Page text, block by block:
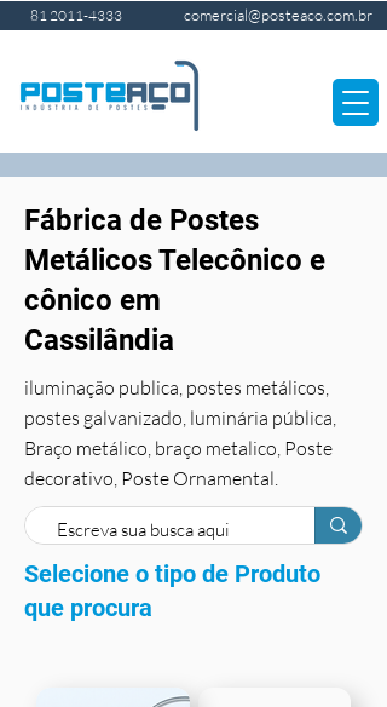
81 2011-4333 comercial@posteaco.com.br
Fábrica de Postes
Metálicos Telecônico e
cônico em
Cassilândia
iluminação publica, postes metálicos,
postes galvanizado, luminária pública,
Braço metálico, braço metalico, Poste
decorativo, Poste Ornamental.
Selecione o tipo de Produto
que procura